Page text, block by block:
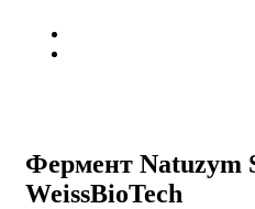
Фермент Natuzym
WeissBioTech